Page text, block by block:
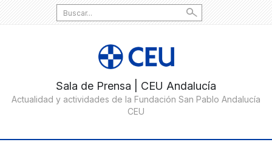
Search
for: